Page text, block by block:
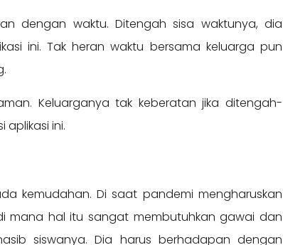
dengan waktu. Ditengah sisa waktunya, dia
ini. Tak heran waktu bersama keluarga pun
Keluarganya tak keberatan jika ditengah-
aplikasi ini.
kemudahan. Di saat pandemi mengharuskan
mana hal itu sangat membutuhkan gawai dan
siswanya. Dia harus berhadapan dengan